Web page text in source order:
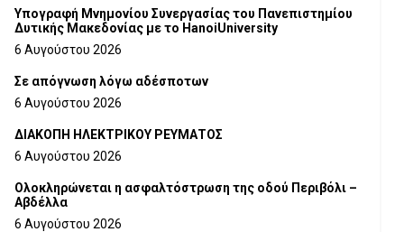
Υπογραφή Μνημονίου Συνεργασίας του Πανεπιστημίου
Δυτικής Μακεδονίας με το HanoiUniversity
6 Αυγούστου 2026
Σε απόγνωση λόγω αδέσποτων
6 Αυγούστου 2026
ΔΙΑΚΟΠΗ ΗΛΕΚΤΡΙΚΟΥ ΡΕΥΜΑΤΟΣ
6 Αυγούστου 2026
Ολοκληρώνεται η ασφαλτόστρωση της οδού Περιβόλι –
Αβδέλλα
6 Αυγούστου 2026